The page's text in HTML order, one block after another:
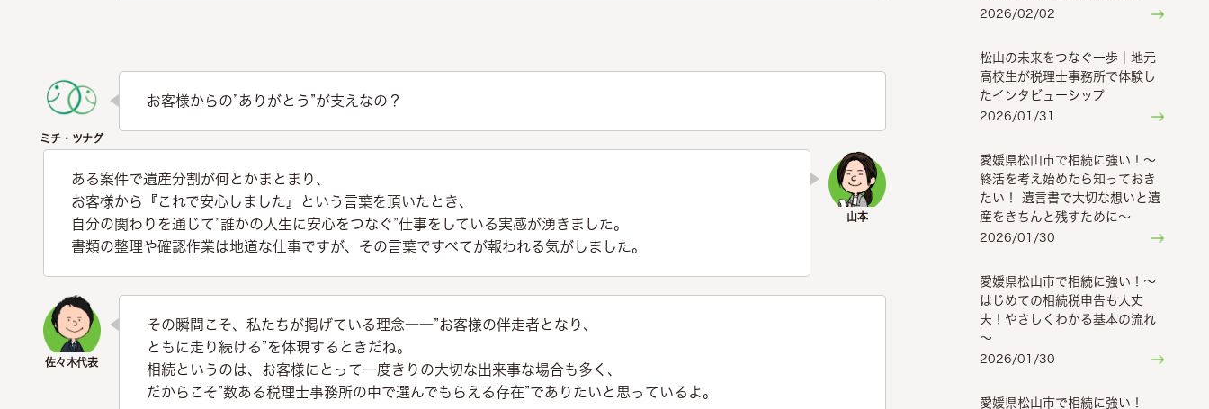
お客様からの”ありがとう”が支えなの？
ある案件で遺産分割が何とかまとまり、
お客様から『これで安心しました』という言葉を頂いたとき、
自分の関わりを通じて”誰かの人生に安心をつなぐ”仕事をしている実感が湧きました。
書類の整理や確認作業は地道な仕事ですが、その言葉ですべてが報われる気がしました。
その瞬間こそ、私たちが掲げている理念――”お客様の伴走者となり、
ともに走り続ける”を体現するときだね。
相続というのは、お客様にとって一度きりの大切な出来事な場合も多く、
だからこそ”数ある税理士事務所の中で選んでもらえる存在”でありたいと思っているよ。
2026/02/02
松山の未来をつなぐ一歩｜地元
高校生が税理士事務所で体験し
たインタビューシップ
2026/01/31
愛媛県松山市で相続に強い！～
終活を考え始めたら知っておき
たい！ 遺言書で大切な想いと遺
産をきちんと残すために～
2026/01/30
愛媛県松山市で相続に強い！～
はじめての相続税申告も大丈
夫！やさしくわかる基本の流れ
～
2026/01/30
愛媛県松山市で相続に強い！